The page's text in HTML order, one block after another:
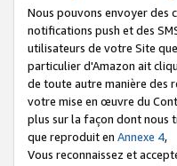
Nous pouvons envoyer des
notifications push et des
utilisateurs de votre Site
particulier d'Amazon ait
de toute autre manière des
votre mise en œuvre du
plus sur la façon dont nous
que reproduit en Annexe 4,
Vous reconnaissez et